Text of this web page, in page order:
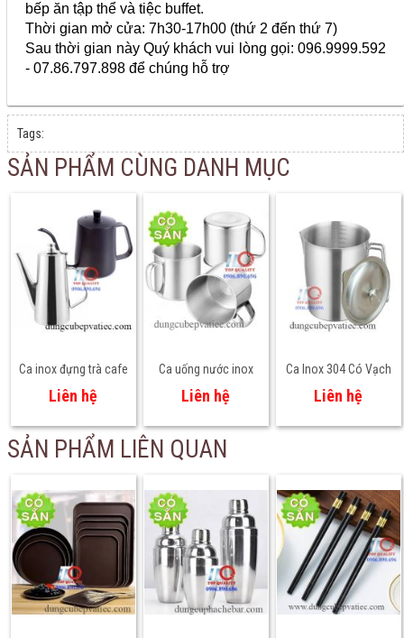
bếp ăn tập thể và tiệc buffet.
Thời gian mở cửa: 7h30-17h00 (thứ 2 đến thứ 7)
Sau thời gian này Quý khách vui lòng gọi: 096.9999.592
- 07.86.797.898 để chúng hỗ trợ
Tags:
SẢN PHẨM CÙNG DANH MỤC
Ca inox đựng trà cafe
có quai
Liên hệ
Ca uống nước inox
304 - nhiều size
Liên hệ
Ca Inox 304 Có Vạch
Chia – Giải Pháp
Đong Lường Chuẩn
Xác Cho Bếp Chuyên
Liên hệ
SẢN PHẨM LIÊN QUAN